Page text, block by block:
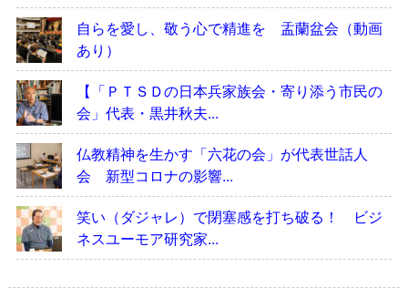
自らを愛し、敬う心で精進を 盂蘭盆会（動画
あり）
【「ＰＴＳＤの日本兵家族会・寄り添う市民の
会」代表・黒井秋夫...
仏教精神を生かす「六花の会」が代表世話人
会 新型コロナの影響...
笑い（ダジャレ）で閉塞感を打ち破る！ ビジ
ネスユーモア研究家...